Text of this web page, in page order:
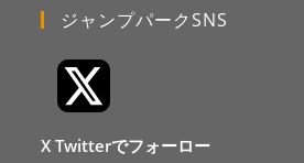
ジャンプパークSNS
X Twitterでフォーロー